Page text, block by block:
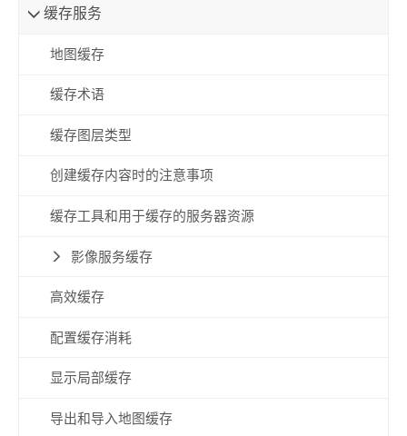
缓存服务
地图缓存
缓存术语
缓存图层类型
创建缓存内容时的注意事项
缓存工具和用于缓存的服务器资源
影像服务缓存
高效缓存
配置缓存消耗
显示局部缓存
导出和导入地图缓存